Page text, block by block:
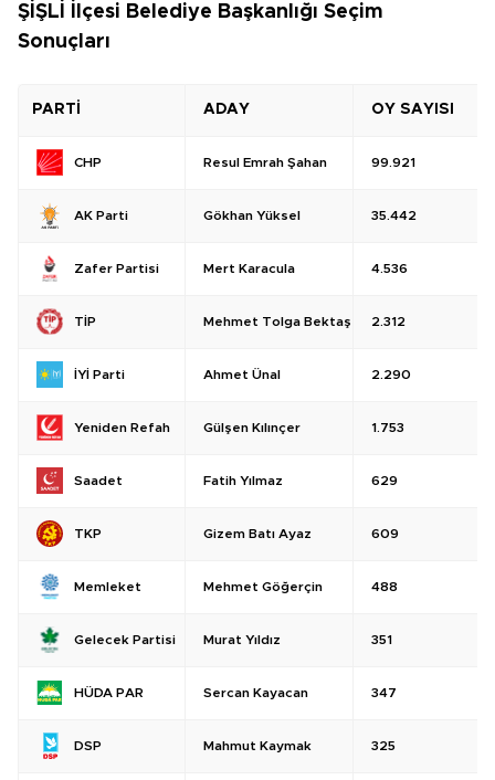
ŞİŞLİ İlçesi Belediye Başkanlığı Seçim
Sonuçları
PARTİ ADAY OY SAYISI
CHP Resul Emrah Şahan 99.921
AK Parti Gökhan Yüksel 35.442
Zafer Partisi Mert Karacula 4.536
TİP Mehmet Tolga Bektaş 2.312
İYİ Parti Ahmet Ünal 2.290
Yeniden Refah Gülşen Kılınçer 1.753
Saadet Fatih Yılmaz 629
TKP Gizem Batı Ayaz 609
Memleket Mehmet Göğerçin 488
Gelecek Partisi Murat Yıldız 351
HÜDA PAR Sercan Kayacan 347
DSP Mahmut Kaymak 325